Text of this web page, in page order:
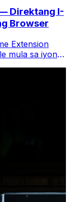
Direktang I-
Browser
Extension
mula sa iyong